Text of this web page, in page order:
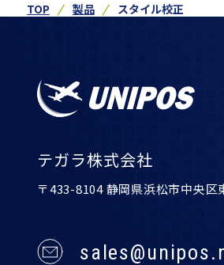
TOP 製品 スタイル校正
テガラ株式会社
〒433-8104 静岡県浜松市中央区